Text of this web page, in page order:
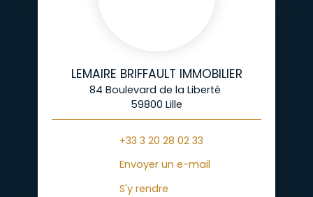
LEMAIRE BRIFFAULT IMMOBILIER
84 Boulevard de la Liberté
59800 Lille
+33 3 20 28 02 33
Envoyer un e-mail
S'y rendre